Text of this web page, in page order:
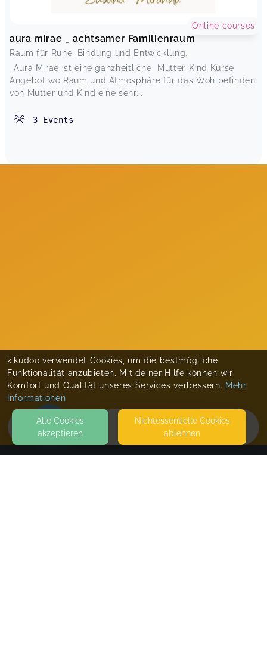
HOME
aura mirae _ achtsamer Familienraum
Raum für Ruhe, Bindung und Entwicklung.
-Aura Mirae ist eine ganzheitliche Mutter-Kind Kurse
Angebot wo Raum und Atmosphäre für das Wohlbefinden
von Mutter und Kind eine sehr...
Online courses
3 Events
kikudoo verwendet Cookies, um die bestmögliche
Funktionalität anzubieten. Mit deiner Hilfe können wir
Komfort und Qualität unseres Services verbessern. Mehr
Informationen
Alle Cookies
akzeptieren
Nicht­essentielle Cookies
ablehnen